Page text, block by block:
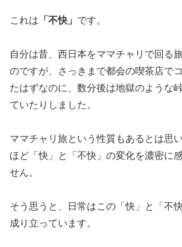
これは 「不快」 です。
自分は昔、西日本をママチャリで回る
のですが、さっきまで都会の喫茶店で
たはずなのに、数分後は地獄のような
ていたりしました。
ママチャリ旅という性質もあるとは思
ほど「快」と「不快」の変化を濃密に
せん。
そう思うと、日常はこの「快」と「不
成り立っています。